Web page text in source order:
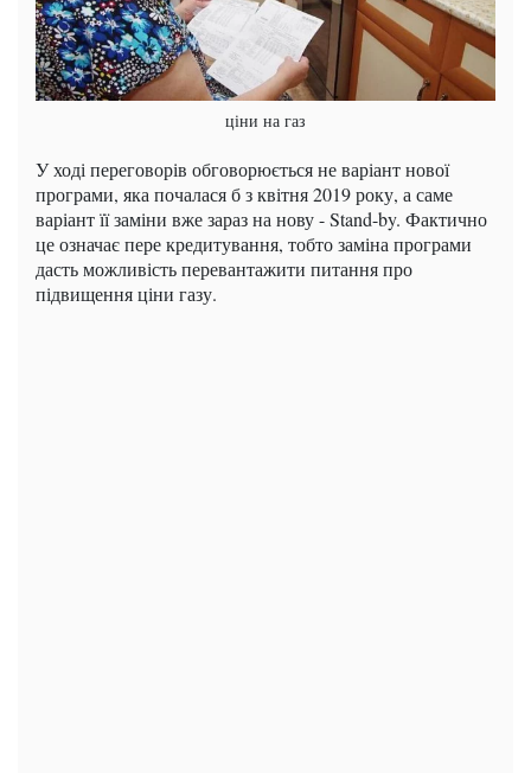
ціни на газ
У ході переговорів обговорюється не варіант нової
програми, яка почалася б з квітня 2019 року, а саме
варіант її заміни вже зараз на нову - Stand-by. Фактично
це означає пере кредитування, тобто заміна програми
дасть можливість перевантажити питання про
підвищення ціни газу.